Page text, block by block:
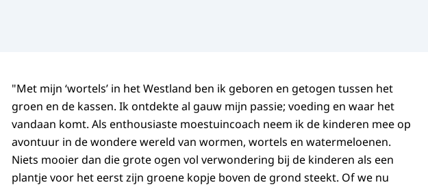
"Met mijn ‘wortels’ in het Westland ben ik geboren en getogen tussen het
groen en de kassen. Ik ontdekte al gauw mijn passie; voeding en waar het
vandaan komt. Als enthousiaste moestuincoach neem ik de kinderen mee op
avontuur in de wondere wereld van wormen, wortels en watermeloenen.
Niets mooier dan die grote ogen vol verwondering bij de kinderen als een
plantje voor het eerst zijn groene kopje boven de grond steekt. Of we nu